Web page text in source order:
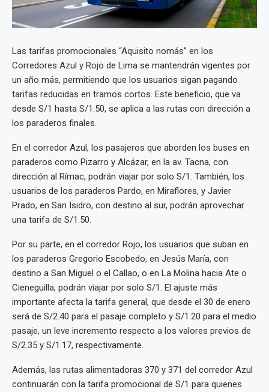
Las tarifas promocionales “Aquisito nomás” en los
Corredores Azul y Rojo de Lima se mantendrán vigentes por
un año más, permitiendo que los usuarios sigan pagando
tarifas reducidas en tramos cortos. Este beneficio, que va
desde S/1 hasta S/1.50, se aplica a las rutas con dirección a
los paraderos finales.
En el corredor Azul, los pasajeros que aborden los buses en
paraderos como Pizarro y Alcázar, en la av. Tacna, con
dirección al Rímac, podrán viajar por solo S/1. También, los
usuarios de los paraderos Pardo, en Miraflores, y Javier
Prado, en San Isidro, con destino al sur, podrán aprovechar
una tarifa de S/1.50.
Por su parte, en el corredor Rojo, los usuarios que suban en
los paraderos Gregorio Escobedo, en Jesús María, con
destino a San Miguel o el Callao, o en La Molina hacia Ate o
Cieneguilla, podrán viajar por solo S/1. El ajuste más
importante afecta la tarifa general, que desde el 30 de enero
será de S/2.40 para el pasaje completo y S/1.20 para el medio
pasaje, un leve incremento respecto a los valores previos de
S/2.35 y S/1.17, respectivamente.
Además, las rutas alimentadoras 370 y 371 del corredor Azul
continuarán con la tarifa promocional de S/1 para quienes